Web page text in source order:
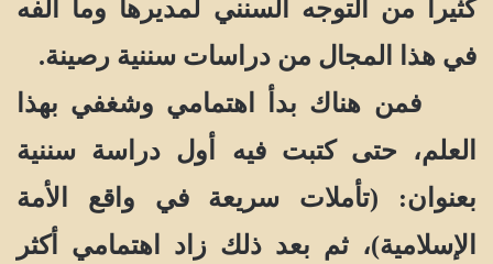
كثيرا من التوجه السنني لمديرها وما ألفه
في هذا المجال من دراسات سننية رصينة.
فمن هناك بدأ اهتمامي وشغفي بهذا
العلم، حتى كتبت فيه أول دراسة سننية
بعنوان: (تأملات سريعة في واقع الأمة
الإسلامية)، ثم بعد ذلك زاد اهتمامي أكثر